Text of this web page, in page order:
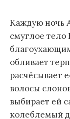
Каждую ночь
смуглое
обливает
расчёсывает
волосы
выбирает ей
колеблемый